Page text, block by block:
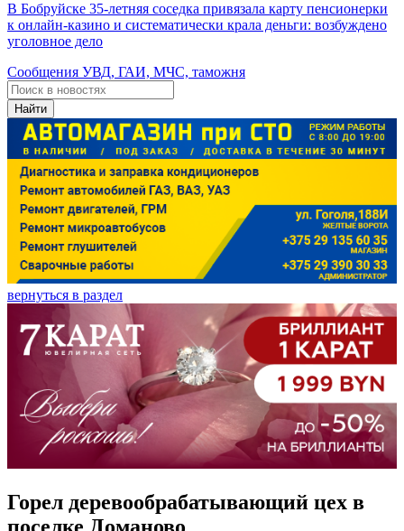
В Бобруйске 35-летняя соседка привязала карту пенсионерки
к онлайн-казино и систематически крала деньги: возбуждено
уголовное дело
Сообщения УВД, ГАИ, МЧС, таможня
Найти
вернуться в раздел
Горел деревообрабатывающий цех в